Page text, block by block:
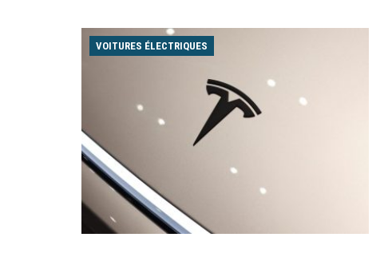
VOITURES ÉLECTRIQUES